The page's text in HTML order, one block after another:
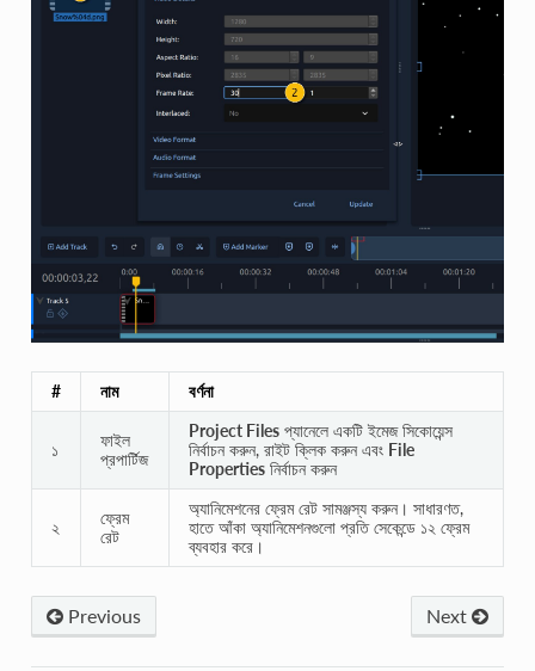
# নাম বর্ণনা
১
ফাইল
প্রপার্টিজ
Project Filesপ্যানেলে একটি ইমেজ সিকোয়েন্স
নির্বাচন করুন, রাইট ক্লিক করুন এবং File
Propertiesনির্বাচন করুন
২
ফ্রেম
রেট
অ্যানিমেশনের ফ্রেম রেট সামঞ্জস্য করুন। সাধারণত,
হাতে আঁকা অ্যানিমেশনগুলো প্রতি সেকেন্ডে ১২ ফ্রেম
ব্যবহার করে।
Next
Previous